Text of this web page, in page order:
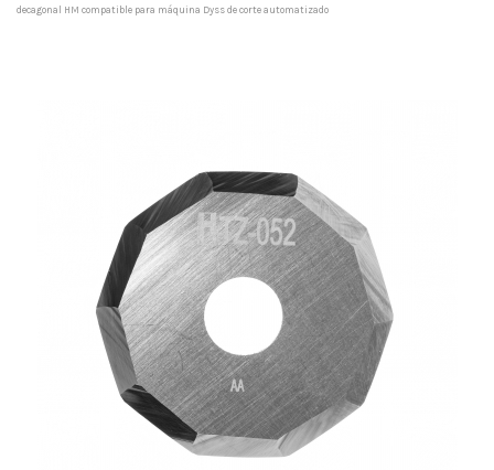
decagonal HM compatible para máquina Dyss de corte automatizado